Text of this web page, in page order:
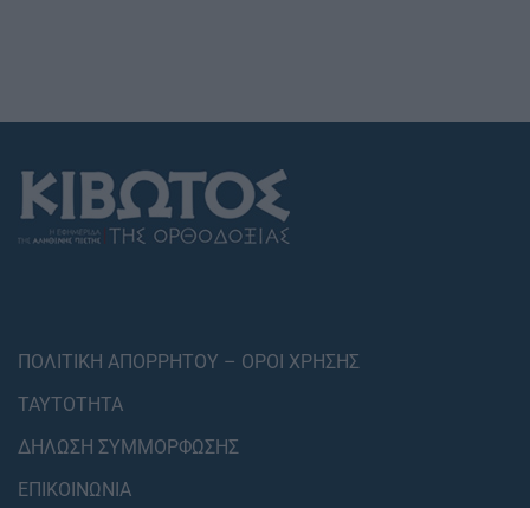
ΠΟΛΙΤΙΚΗ ΑΠΟΡΡΗΤΟΥ – ΟΡΟΙ ΧΡΗΣΗΣ
ΤΑΥΤΟΤΗΤΑ
ΔΗΛΩΣΗ ΣΥΜΜΟΡΦΩΣΗΣ
ΕΠΙΚΟΙΝΩΝΙΑ